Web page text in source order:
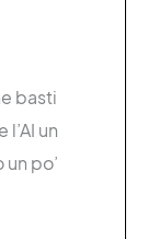
basti
un
po’